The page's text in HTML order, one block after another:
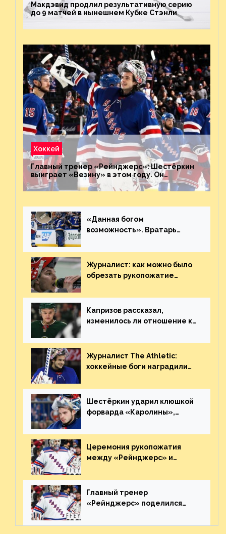
Макдэвид продлил результативную серию
до 9 матчей в нынешнем Кубке Стэнли
Хоккей
Главный тренер «Рейнджерс»: Шестёркин
выиграет «Везину» в этом году. Он
невероятен
«Данная богом
возможность». Вратарь
броске бутылкой в Кадри
Журналист: как можно было
обрезать рукопожатие
Плохая работа, ESPN
Капризов рассказал,
изменилось ли отношение к
Украине
Журналист The Athletic:
хоккейные боги наградили
великолепную игру
Шестёркин ударил клюшкой
форварда «Каролины»,
пятаке. Видео
Церемония рукопожатия
между «Рейнджерс» и
матча плей-офф. Видео
Главный тренер
«Рейнджерс» поделился
предстоящего финала